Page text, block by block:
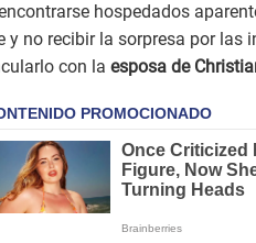
hospedados
y no recibir la sorpresa por las
con la esposa de